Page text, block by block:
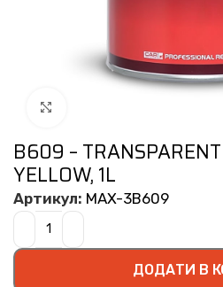
B609 –
YELLOW, 1L
Артикул: MAX-3B609
ДОДАТИ В